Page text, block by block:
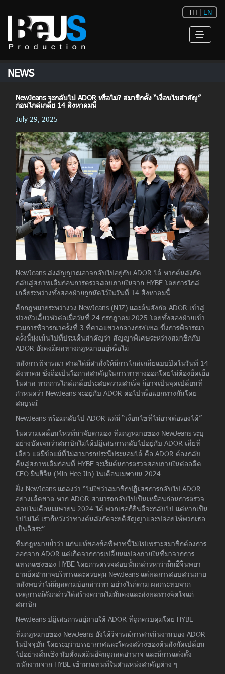
TH| EN
NEWS
NewJeans จะกลับไป ADOR หรือไม่? สมาชิกตั้ง “เงื่อนไขสำคัญ”
ก่อนไกล่เกลี่ย 14 สิงหาคมนี้
July 29, 2025
NewJeans ส่งสัญญาณอาจกลับไปอยู่กับ ADOR ได้ หากต้นสังกัด
กลับสู่สภาพเดิมก่อนการตรวจสอบภายในจาก HYBE โดยการไกล่
เกลี่ยระหว่างทั้งสองฝ่ายถูกนัดไว้ในวันที่ 14 สิงหาคมนี้
ศึกกฎหมายระหว่างวง NewJeans (NJZ) และต้นสังกัด ADOR เข้าสู่
ช่วงหัวเลี้ยวหัวต่อเมื่อวันที่ 24 กรกฎาคม 2025 โดยทั้งสองฝ่ายเข้า
ร่วมการพิจารณาครั้งที่ 3 ที่ศาลแขวงกลางกรุงโซล ซึ่งการพิจารณา
ครั้งนี้มุ่งเน้นไปที่ประเด็นสำคัญว่า สัญญาพิเศษระหว่างสมาชิกกับ
ADOR ยังคงมีผลทางกฎหมายอยู่หรือไม่
หลังการพิจารณา ศาลได้มีคำสั่งให้มีการไกล่เกลี่ยแบบปิดในวันที่ 14
สิงหาคม ซึ่งถือเป็นโอกาสสำคัญในการหาทางออกโดยไม่ต้องยืดเยื้อ
ในศาล หากการไกล่เกลี่ยประสบความสำเร็จ ก็อาจเป็นจุดเปลี่ยนที่
กำหนดว่า NewJeans จะอยู่กับ ADOR ต่อไปหรือแยกทางกันโดย
สมบูรณ์
NewJeans พร้อมกลับไป ADOR แต่มี “เงื่อนไขที่ไม่อาจต่อรองได้”
ในความเคลื่อนไหวที่น่าจับตามอง ทีมกฎหมายของ NewJeans ระบุ
อย่างชัดเจนว่าสมาชิกไม่ได้ปฏิเสธการกลับไปอยู่กับ ADOR เสียที
เดียว แต่มีข้อแม้ที่ไม่สามารถประนีประนอมได้ คือ ADOR ต้องกลับ
คืนสู่สภาพเดิมก่อนที่ HYBE จะเริ่มต้นการตรวจสอบภายในต่ออดีต
CEO มินฮีจิน (Min Hee Jin) ในเดือนเมษายน 2024
ฝั่ง NewJeans แถลงว่า “ไม่ใช่ว่าสมาชิกปฏิเสธการกลับไป ADOR
อย่างเด็ดขาด หาก ADOR สามารถกลับไปเป็นเหมือนก่อนการตรวจ
สอบในเดือนเมษายน 2024 ได้ พวกเธอก็ยินดีจะกลับไป แต่หากเป็น
ไปไม่ได้ เราก็หวังว่าทางต้นสังกัดจะยุติสัญญาและปล่อยให้พวกเธอ
เป็นอิสระ”
ทีมกฎหมายย้ำว่า แก่นแท้ของข้อพิพาทนี้ไม่ใช่เพราะสมาชิกต้องการ
ออกจาก ADOR แต่เกิดจากการเปลี่ยนแปลงภายในที่มาจากการ
แทรกแซงของ HYBE โดยการตรวจสอบนั้นกล่าวหาว่ามินฮีจินพยา
ยามยึดอำนาจบริหารและควบคุม NewJeans แต่ผลการสอบสวนภาย
หลังพบว่าไม่มีมูลตามข้อกล่าวหา อย่างไรก็ตาม ผลกระทบจาก
เหตุการณ์ดังกล่าวได้สร้างความไม่มั่นคงและส่งผลทางจิตใจแก่
สมาชิก
NewJeans ปฏิเสธการอยู่ภายใต้ ADOR ที่ถูกควบคุมโดย HYBE
ทีมกฎหมายของ NewJeans ยังได้วิจารณ์การดำเนินงานของ ADOR
ในปัจจุบัน โดยระบุว่าบรรยากาศและโครงสร้างของต้นสังกัดเปลี่ยน
ไปอย่างสิ้นเชิง นับตั้งแต่มินฮีจินถูกลดอำนาจ และมีการแต่งตั้ง
พนักงานจาก HYBE เข้ามาแทนที่ในตำแหน่งสำคัญต่าง ๆ